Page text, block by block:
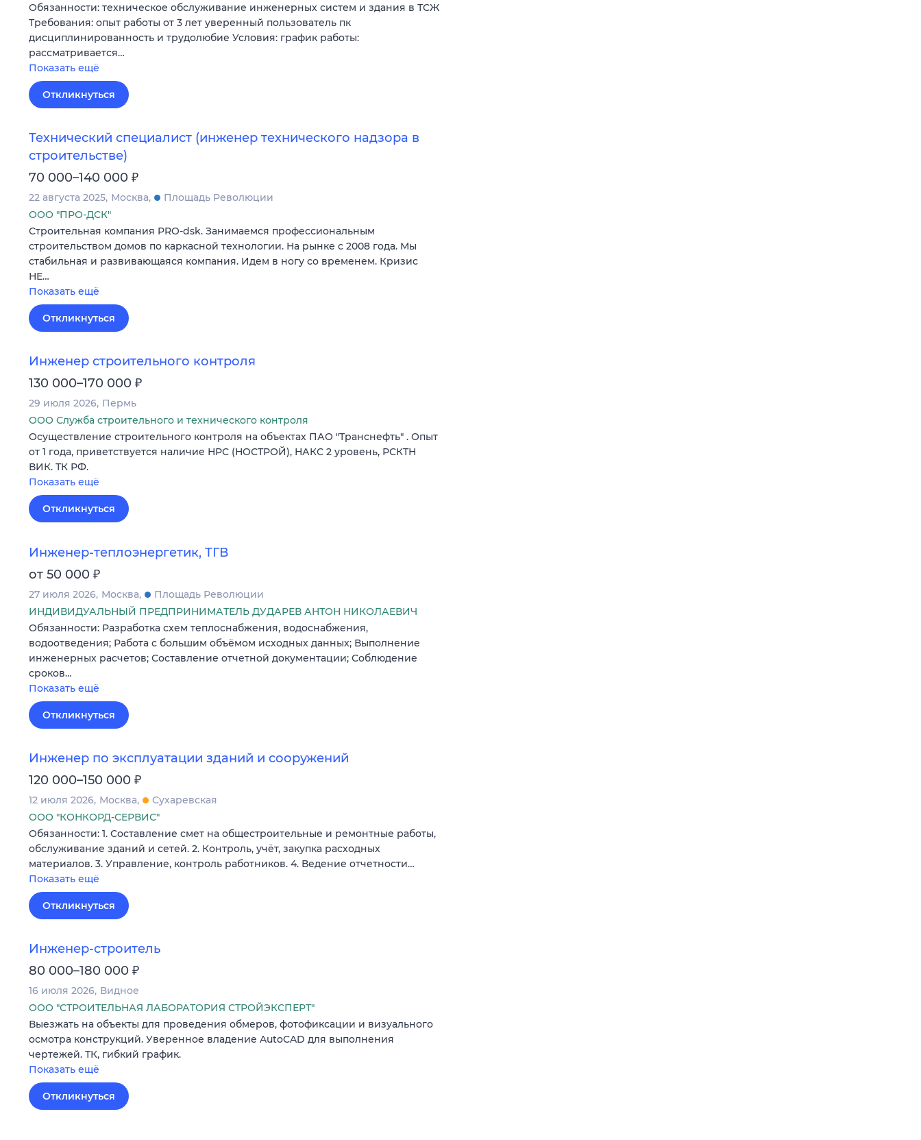
Обязанности: техническое обслуживание инженерных систем и здания в ТСЖ
Требования: опыт работы от 3 лет уверенный пользователь пк
дисциплинированность и трудолюбие Условия: график работы:
рассматривается…
Показать ещё
Откликнуться
Технический специалист (инженер технического надзора в
строительстве)
70 000–140 000 ₽
22 августа 2025 Москва
Площадь Революции
ООО "ПРО-ДСК"
Строительная компания PRO-dsk. Занимаемся профессиональным
строительством домов по каркасной технологии. На рынке с 2008 года. Мы
стабильная и развивающаяся компания. Идем в ногу со временем. Кризис
НЕ…
Показать ещё
Откликнуться
Инженер строительного контроля
130 000–170 000 ₽
29 июля 2026 Пермь
ООО Служба строительного и технического контроля
Осуществление строительного контроля на объектах ПАО "Транснефть" . Опыт
от 1 года, приветствуется наличие НРС (НОСТРОЙ), НАКС 2 уровень, РСКТН
ВИК. ТК РФ.
Показать ещё
Откликнуться
Инженер-теплоэнергетик, ТГВ
от 50 000 ₽
27 июля 2026 Москва
Площадь Революции
ИНДИВИДУАЛЬНЫЙ ПРЕДПРИНИМАТЕЛЬ ДУДАРЕВ АНТОН НИКОЛАЕВИЧ
Обязанности: Разработка схем теплоснабжения, водоснабжения,
водоотведения; Работа с большим объёмом исходных данных; Выполнение
инженерных расчетов; Составление отчетной документации; Соблюдение
сроков…
Показать ещё
Откликнуться
Инженер по эксплуатации зданий и сооружений
120 000–150 000 ₽
12 июля 2026 Москва
Сухаревская
ООО "КОНКОРД-СЕРВИС"
Обязанности: 1. Составление смет на общестроительные и ремонтные работы,
обслуживание зданий и сетей. 2. Контроль, учёт, закупка расходных
материалов. 3. Управление, контроль работников. 4. Ведение отчетности…
Показать ещё
Откликнуться
Инженер-строитель
80 000–180 000 ₽
16 июля 2026 Видное
ООО "СТРОИТЕЛЬНАЯ ЛАБОРАТОРИЯ СТРОЙЭКСПЕРТ"
Выезжать на объекты для проведения обмеров, фотофиксации и визуального
осмотра конструкций. Уверенное владение AutoCAD для выполнения
чертежей. ТК, гибкий график.
Показать ещё
Откликнуться